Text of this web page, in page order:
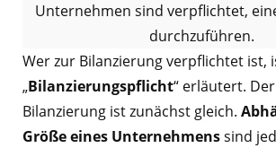
Unternehmen sind verpflichtet,
durchzuführen.
Wer zur Bilanzierung verpflichtet ist,
„Bilanzierungspflicht“ erläutert.
Bilanzierung ist zunächst gleich.
Größe eines Unternehmenssind